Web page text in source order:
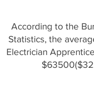
According to the
Statistics, the
Electrician